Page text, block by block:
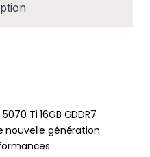
5070 Ti 16GB GDDR7
nouvelle génération